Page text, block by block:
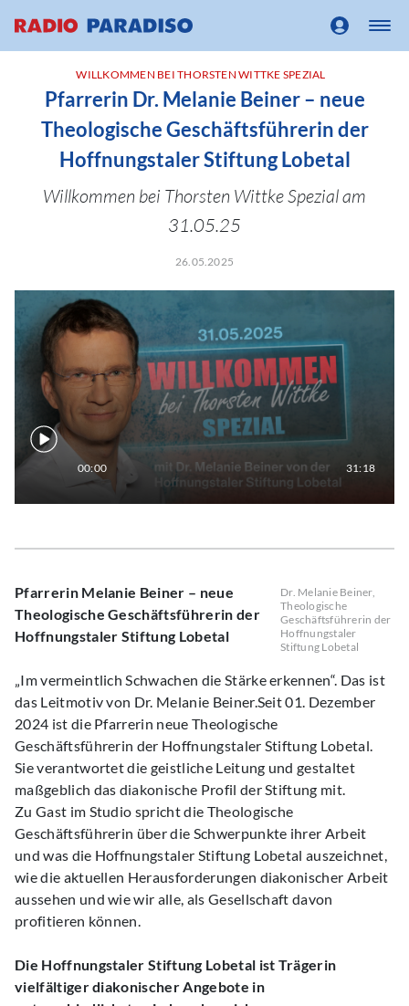
00:00 31:18
WILLKOMMEN BEI THORSTEN WITTKE SPEZIAL
Pfarrerin Dr. Melanie Beiner – neue
Theologische Geschäftsführerin der
Hoffnungstaler Stiftung Lobetal
Willkommen bei Thorsten Wittke Spezial am
31.05.25
26.05.2025
Dr. Melanie Beiner,
Theologische
Geschäftsführerin der
Hoffnungstaler
Stiftung Lobetal
Pfarrerin Melanie Beiner – neue
Theologische Geschäftsführerin der
Hoffnungstaler Stiftung Lobetal
„Im vermeintlich Schwachen die Stärke erkennen“. Das ist
das Leitmotiv von Dr. Melanie Beiner.Seit 01. Dezember
2024 ist die Pfarrerin neue Theologische
Geschäftsführerin der Hoffnungstaler Stiftung Lobetal.
Sie verantwortet die geistliche Leitung und gestaltet
maßgeblich das diakonische Profil der Stiftung mit.
Zu Gast im Studio spricht die Theologische
Geschäftsführerin über die Schwerpunkte ihrer Arbeit
und was die Hoffnungstaler Stiftung Lobetal auszeichnet,
wie die aktuellen Herausforderungen diakonischer Arbeit
aussehen und wie wir alle, als Gesellschaft davon
profitieren können.
Die Hoffnungstaler Stiftung Lobetal ist Trägerin
vielfältiger diakonischer Angebote in